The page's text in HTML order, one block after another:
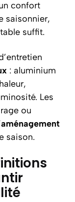
confort
saisonnier,
suffit.
: aluminium
Les
ou
aménagement
saison.